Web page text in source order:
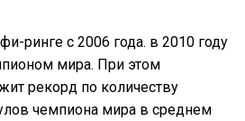
ринге с 2006 года. в 2010 году
мира. При этом
рекорд по количеству
чемпиона мира в среднем